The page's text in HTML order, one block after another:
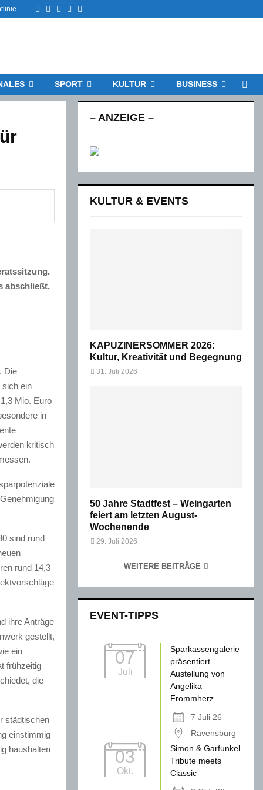
Facebook
TwitterInstagram
Email
SPORT KULTUR BUSINESS
abschließt,
Die
sich ein
Mio. Euro
in
kritisch
sind rund
rund 14,3
ihre Anträge
gestellt,
ein
frühzeitig
die
städtischen
einstimmig
haushalten
– ANZEIGE –
KULTUR & EVENTS
KAPUZINERSOMMER 2026:
Kultur, Kreativität und Begegnung
31. Juli 2026
50 Jahre Stadtfest – Weingarten
feiert am letzten August-
Wochenende
29. Juli 2026
WEITERE BEITRÄGE
EVENT-TIPPS
07
Juli
Sparkassengalerie
präsentiert
Austellung von
Angelika
Frommherz
7 Juli 26
Ravensburg
03
Okt.
Simon & Garfunkel
Tribute meets
Classic